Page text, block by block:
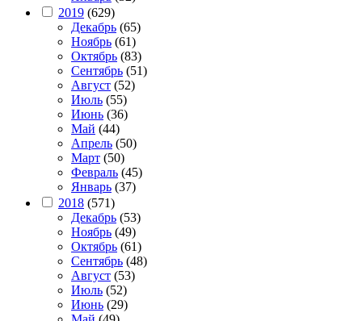
2019 (629)
Декабрь (65)
Ноябрь (61)
Октябрь (83)
Сентябрь (51)
Август (52)
Июль (55)
Июнь (36)
Май (44)
Апрель (50)
Март (50)
Февраль (45)
Январь (37)
2018 (571)
Декабрь (53)
Ноябрь (49)
Октябрь (61)
Сентябрь (48)
Август (53)
Июль (52)
Июнь (29)